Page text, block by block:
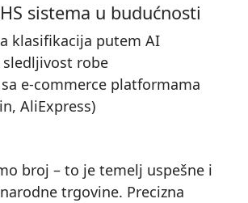
sistema u budućnosti
klasifikacija putem AI
robe
e-commerce platformama
AliExpress)
broj – to je temelj uspešne i
trgovine. Precizna